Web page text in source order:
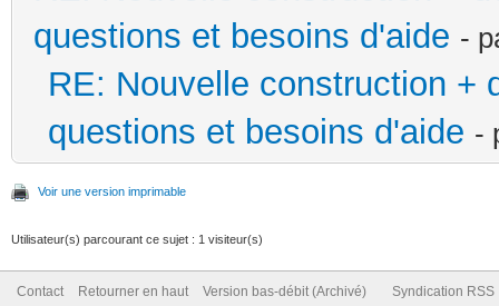
questions et besoins d'aide -
RE: Nouvelle construction +
questions et besoins d'aide -
Voir une version imprimable
Utilisateur(s) parcourant ce sujet : 1 visiteur(s)
Contact Retourner en haut Version bas-débit (Archivé) Syndication RSS